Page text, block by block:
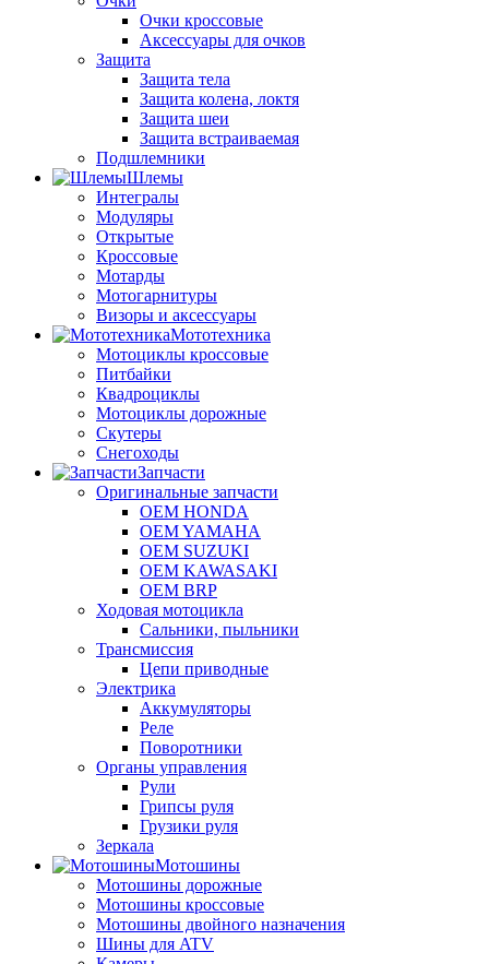
Очки кроссовые
Аксессуары для очков
Защита
Защита тела
Защита колена, локтя
Защита шеи
Защита встраиваемая
Подшлемники
Шлемы
Интегралы
Модуляры
Открытые
Кроссовые
Мотарды
Мотогарнитуры
Визоры и аксессуары
Мототехника
Мотоциклы кроссовые
Питбайки
Квадроциклы
Мотоциклы дорожные
Скутеры
Снегоходы
Запчасти
Оригинальные запчасти
OEM HONDA
OEM YAMAHA
OEM SUZUKI
OEM KAWASAKI
OEM BRP
Ходовая мотоцикла
Сальники, пыльники
Трансмиссия
Цепи приводные
Электрика
Аккумуляторы
Реле
Поворотники
Органы управления
Рули
Грипсы руля
Грузики руля
Зеркала
Мотошины
Мотошины дорожные
Мотошины кроссовые
Мотошины двойного назначения
Шины для ATV